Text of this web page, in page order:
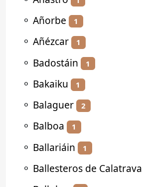
⚬ Añorbe 1
⚬ Añézcar 1
⚬ Badostáin 1
⚬ Bakaiku 1
⚬ Balaguer 2
⚬ Balboa 1
⚬ Ballariáin 1
⚬ Ballesteros de Calatrava